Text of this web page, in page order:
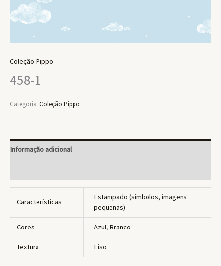
Coleção Pippo
458-1
Categoria: Coleção Pippo
Informação adicional
Características
Estampado (símbolos, imagens
pequenas)
Cores Azul, Branco
Textura Liso